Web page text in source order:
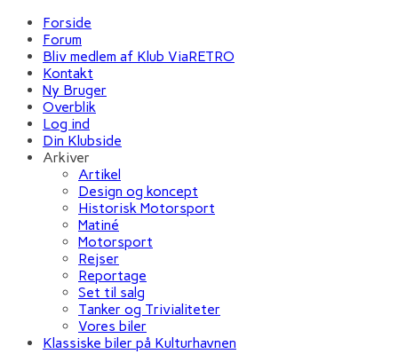
Forside
Forum
Bliv medlem af Klub ViaRETRO
Kontakt
Ny Bruger
Overblik
Log ind
Din Klubside
Arkiver
Artikel
Design og koncept
Historisk Motorsport
Matiné
Motorsport
Rejser
Reportage
Set til salg
Tanker og Trivialiteter
Vores biler
Klassiske biler på Kulturhavnen